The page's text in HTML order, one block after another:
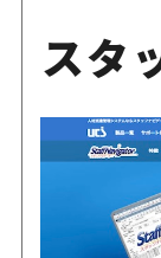
スタ